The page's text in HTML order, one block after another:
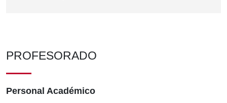
PROFESORADO
Personal Académico